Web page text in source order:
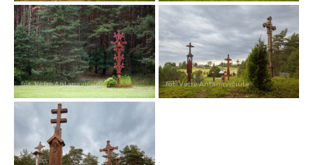
fot. Vėtrė Antanavičiūtė fot. Vėtrė Antanavičiūtė